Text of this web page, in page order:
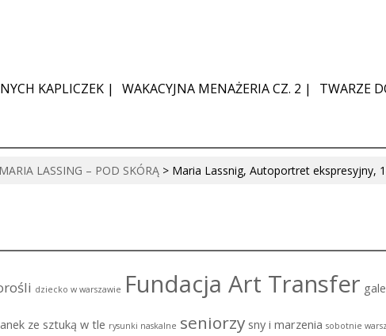
KAPLICZEK | WAKACYJNA MENAŻERIA CZ. 2 | TWARZE
LASSING – POD SKÓRĄ > Maria Lassnig, Autoportret ekspresyjny,
dziecko w warszawie Fundacja Art Transfer
ze sztuką w tle rysunki naskalne seniorzy sny i marzenia sobotnie